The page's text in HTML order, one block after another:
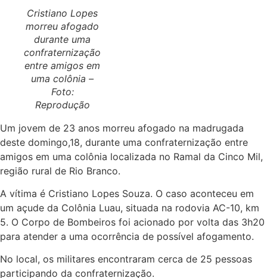
Cristiano Lopes
morreu afogado
durante uma
confraternização
entre amigos em
uma colônia –
Foto:
Reprodução
Um jovem de 23 anos morreu afogado na madrugada
deste domingo,18, durante uma confraternização entre
amigos em uma colônia localizada no Ramal da Cinco Mil,
região rural de Rio Branco.
A vítima é Cristiano Lopes Souza. O caso aconteceu em
um açude da Colônia Luau, situada na rodovia AC-10, km
5. O Corpo de Bombeiros foi acionado por volta das 3h20
para atender a uma ocorrência de possível afogamento.
No local, os militares encontraram cerca de 25 pessoas
participando da confraternização.